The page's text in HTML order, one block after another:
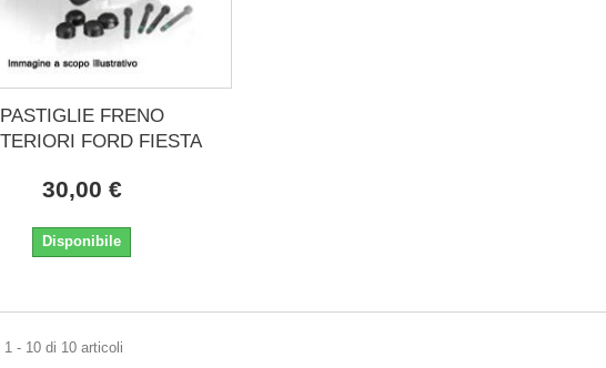
PASTIGLIE FRENO
FORD FIESTA
30,00 €
Disponibile
1 - 10 di 10 articoli